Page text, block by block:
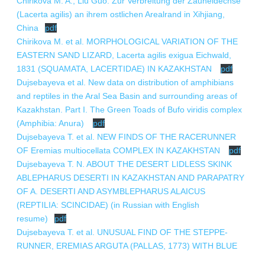
(Lacerta agilis) an ihrem ostlichen Arealrand in Xihjiang,
China
pdf
Chirikova М. et al. MORPHOLOGICAL VARIATION OF THE
EASTERN SAND LIZARD, Lacerta agilis exigua Eichwald,
1831 (SQUAMATA, LACERTIDAE) IN KAZAKHSTAN
pdf
Dujsebayeva et al. New data on distribution of amphibians
and reptiles in the Aral Sea Basin and surrounding areas of
Kazakhstan. Part I. The Green Toads of Bufo viridis complex
(Amphibia: Anura)
pdf
Dujsebayeva Т. et al. NEW FINDS OF THE RACERUNNER
OF Eremias multiocellata COMPLEX IN KAZAKHSTAN
pdf
Dujsebayeva Т. N. ABOUT THE DESERT LIDLESS SKINK
ABLEPHARUS DESERTI IN KAZAKHSTAN AND PARAPATRY
OF A. DESERTI AND ASYMBLEPHARUS ALAICUS
(REPTILIA: SCINCIDAE) (in Russian with English
resume)
pdf
Dujsebayeva Т. et al. UNUSUAL FIND OF THE STEPPE-
RUNNER, EREMIAS ARGUTA (PALLAS, 1773) WITH BLUE